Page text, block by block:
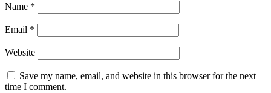
Name *
Email *
Website
Save my name, email, and website in this browser for the next
time I comment.